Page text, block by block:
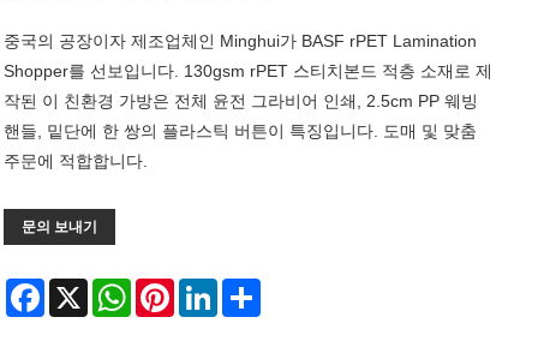
중국의 공장이자 제조업체인 Minghui가 BASF rPET Lamination
Shopper를 선보입니다. 130gsm rPET 스티치본드 적층 소재로 제
작된 이 친환경 가방은 전체 윤전 그라비어 인쇄, 2.5cm PP 웨빙
핸들, 밑단에 한 쌍의 플라스틱 버튼이 특징입니다. 도매 및 맞춤
주문에 적합합니다.
문의 보내기
Facebook
X WhatsAppPinterestLinkedIn